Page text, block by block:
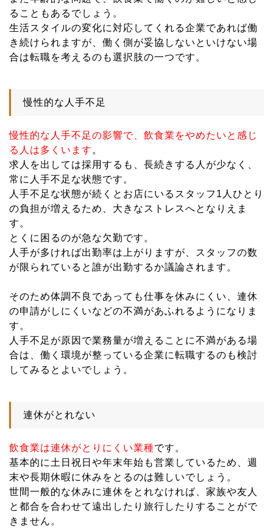
ることもあるでしょう。
生活スタイルの変化に対応してくれる企業であれば働
き続けられますが、働く側が妥協しないといけない場
合は転職を考えるのも選択肢の一つです。
慢性的な人手不足
慢性的な人手不足の影響で、飲食業をやめたいと感じ
る人は多くいます 。
求人を出しては採用するも、長続きする人が少なく、
常に人手不足な状態です。
人手不足な状態が続くとお店にいるスタッフ1人ひとり
の負担が増えるため、大きなストレスへとなりえま
す。
とくに困るのが急な欠勤です。
人手が多ければ出勤率は上がりますが、スタッフの数
が限られていると誰が出勤するか議論されます。
そのため体調不良であっても仕事を休みにくい、連休
の申請がしにくいなどの不満があふれるようになりま
す。
人手不足が原因で業務量が増えることに不満がある場
合は、働く環境が整っている企業に転職するのも検討
してみるとよいでしょう。
連休がとれない
飲食業は連休がとりにくい業種です。
基本的に土日祝日や年末年始も営業しているため、週
末や長期休暇に休みをとるのは難しいでしょう。
世間一般的な休みに連休をとれなければ、家族や友人
と都合を合わせて遠出したり旅行したりすることがで
きません。